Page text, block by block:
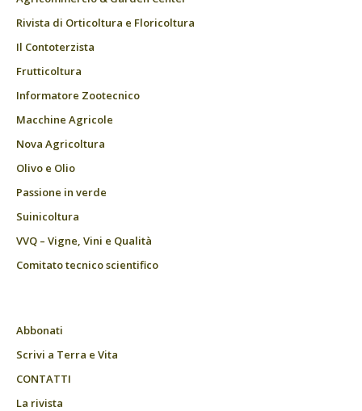
Rivista di Orticoltura e Floricoltura
Il Contoterzista
Frutticoltura
Informatore Zootecnico
Macchine Agricole
Nova Agricoltura
Olivo e Olio
Passione in verde
Suinicoltura
VVQ – Vigne, Vini e Qualità
Comitato tecnico scientifico
Abbonati
Scrivi a Terra e Vita
CONTATTI
La rivista